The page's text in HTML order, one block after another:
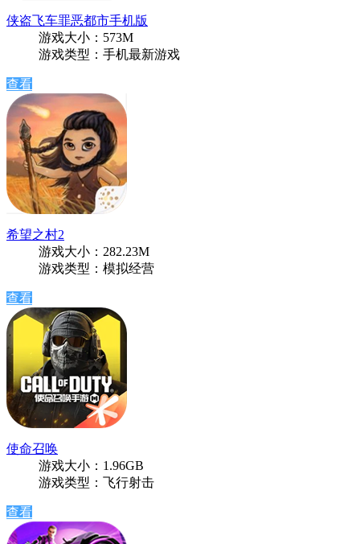
侠盗飞车罪恶都市手机版
游戏大小：573M
游戏类型：手机最新游戏
查看
希望之村2
游戏大小：282.23M
游戏类型：模拟经营
查看
使命召唤
游戏大小：1.96GB
游戏类型：飞行射击
查看